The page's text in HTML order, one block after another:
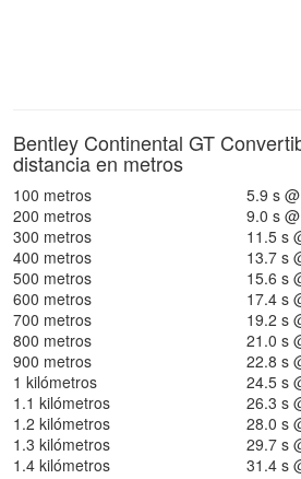
Bentley Continental GT
distancia en metros
100 metros
5.9 s
200 metros
9.0 s
300 metros
11.5 s
400 metros
13.7 s
500 metros
15.6 s
600 metros
17.4 s
700 metros
19.2 s
800 metros
21.0 s
900 metros
22.8 s
1 kilómetros
24.5 s
1.1 kilómetros
26.3 s
1.2 kilómetros
28.0 s
1.3 kilómetros
29.7 s
1.4 kilómetros
31.4 s